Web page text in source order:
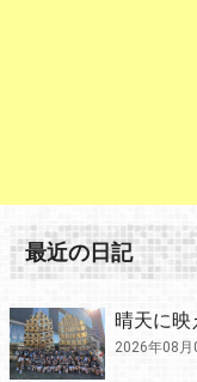
最近の日記
晴天に映
2026年08月